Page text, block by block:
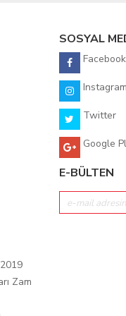
Zam
SOSYAL
Facebook
Instagram
Twitter
Google
E-BÜLTEN